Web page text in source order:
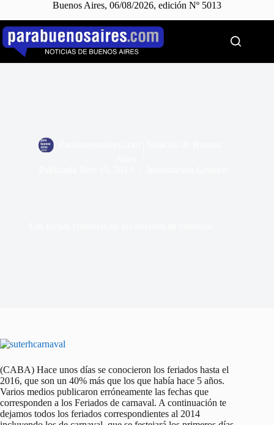
Buenos Aires, 06/08/2026, edición Nº 5013
Saltar
contenido
(CABA) Hace unos días se conocieron los feriados hasta el
2016, que son un 40% más que los que había hace 5 años.
Varios medios publicaron erróneamente las fechas que
corresponden a los Feriados de carnaval. A continuación te
dejamos todos los feriados correspondientes al 2014